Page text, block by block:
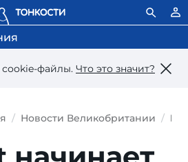
сookie-файлы. Что это значит?
Новости Великобритании